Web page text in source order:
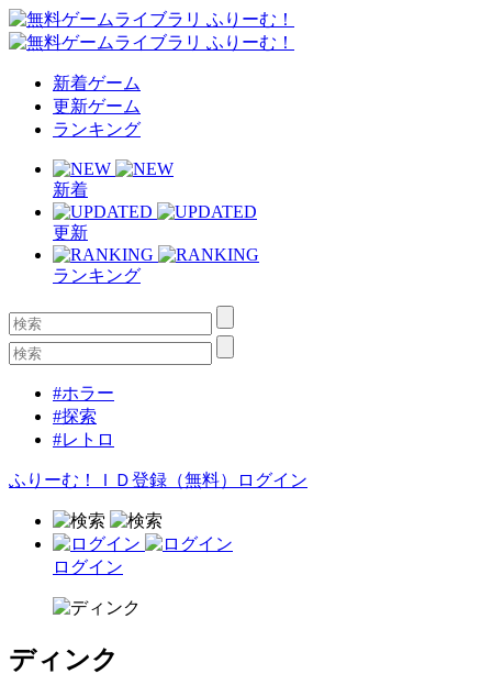
新着ゲーム
更新ゲーム
ランキング
新着
更新
ランキング
#ホラー
#探索
#レトロ
ふりーむ！ＩＤ登録（無料） ログイン
ログイン
ディンク